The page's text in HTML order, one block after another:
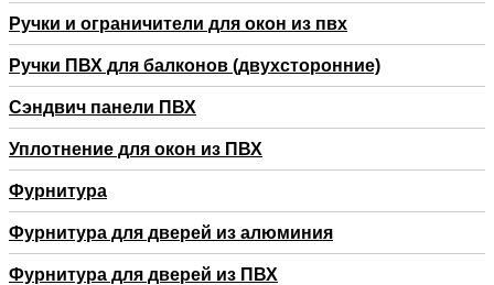
Ручки и ограничители для окон из пвх
Ручки ПВХ для балконов (двухсторонние)
Сэндвич панели ПВХ
Уплотнение для окон из ПВХ
Фурнитура
Фурнитура для дверей из алюминия
Фурнитура для дверей из ПВХ